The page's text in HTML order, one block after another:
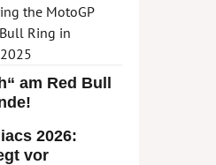
am Red Bull
2026:
vor